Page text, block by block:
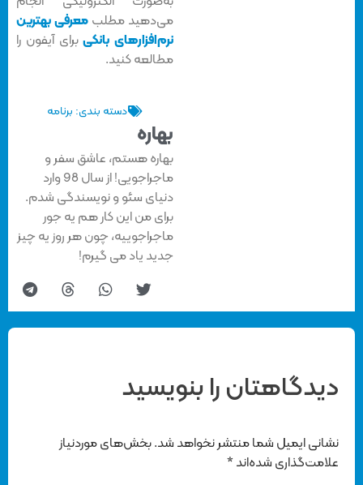
می‌دهید مطلبمعرفی بهترین
نرم‌افزارهای بانکیبرای آیفون را
مطالعه کنید.
دسته بندی: برنامه
بهاره
بهاره هستم، عاشق سفر و
ماجراجویی! از سال 98 وارد
دنیای سئو و نویسندگی شدم.
برای من این کار هم یه جور
ماجراجوییه، چون هر روز یه چیز
جدید یاد می گیرم!
دیدگاهتان را بنویسید
نشانی ایمیل شما منتشر نخواهد شد. بخش‌های موردنیاز
علامت‌گذاری شده‌اند*